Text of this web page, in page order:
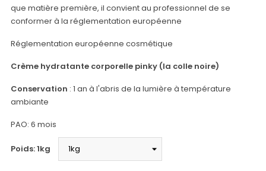
que matière première, il convient au professionnel de se
conformer à la réglementation européenne
Réglementation européenne cosmétique
Crème hydratante corporelle pinky (la colle noire)
Conservation : 1 an à l'abris de la lumière à température
ambiante
PAO: 6 mois
Poids: 1kg